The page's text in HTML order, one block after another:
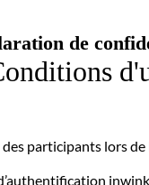
de
participants lors